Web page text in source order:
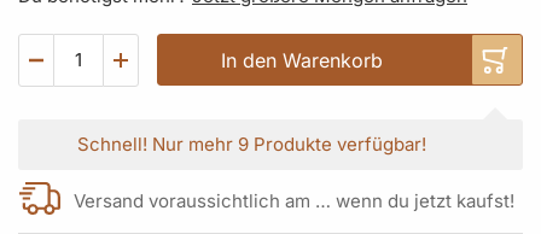
In den Warenkorb
Schnell! Nur mehr 9 Produkte verfügbar!
Versand voraussichtlich am … wenn du jetzt kaufst!